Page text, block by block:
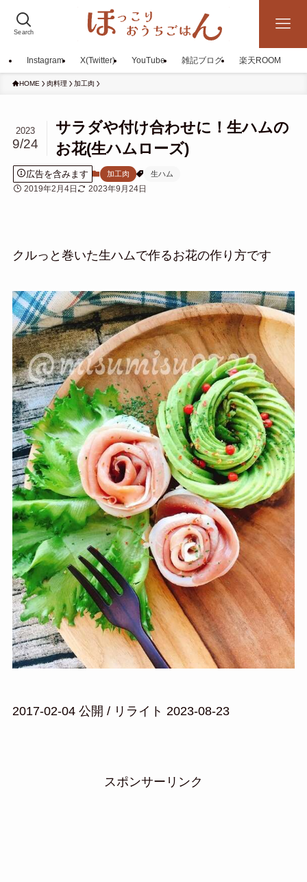
Search
Instagram X(Twitter) YouTube 雑記ブログ 楽天ROOM
HOME 肉料理 加工肉
サラダや付け合わせに！生ハムの
お花(生ハムローズ)
2023
9/24
広告を含みます 加工肉 生ハム
2019年2月4日 2023年9月24日
クルっと巻いた生ハムで作るお花の作り方です
2017-02-04 公開 / リライト 2023-08-23
スポンサーリンク